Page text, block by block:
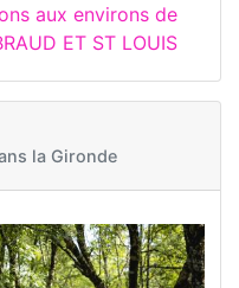
aux environs de
ET ST LOUIS
la Gironde